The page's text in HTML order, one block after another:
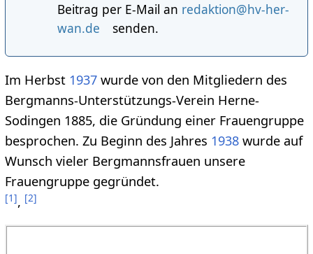
Beitrag per E-Mail an redaktion@hv-her-
wan.de
senden.
Im Herbst 1937wurde von den Mitgliedern des
Bergmanns-Unterstützungs-Verein Herne-
Sodingen 1885, die Gründung einer Frauengruppe
besprochen. Zu Beginn des Jahres 1938wurde auf
Wunsch vieler Bergmannsfrauen unsere
Frauengruppe gegründet.
[1], [2]